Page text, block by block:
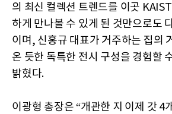
의 최신 컬렉션 트렌드를 이곳
하게 만나볼 수 있게 된 것만으로도
이며, 신홍규 대표가 거주하는 집의
온 듯한 독특한 전시 구성을 경험할
밝혔다.
이광형 총장은 “개관한 지 이제 갓 4